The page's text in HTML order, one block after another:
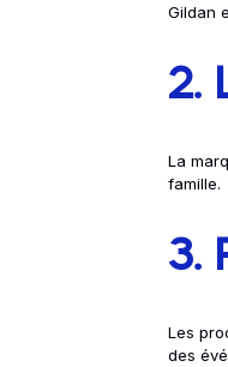
Gildan
2.
La
famille.
3.
Les
des